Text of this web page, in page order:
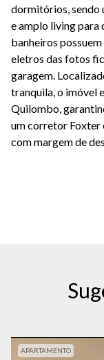
dormitórios, sendo
eamplo living para
banheiros
eletros das fotos
garagem.
tranquila, o imóvel
Quilombo,
um corretor Foxter
com margem de
APARTAMENTO